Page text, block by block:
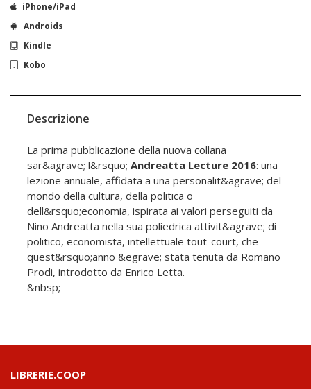
iPhone/iPad
Androids
Kindle
Kobo
Descrizione
La prima pubblicazione della nuova collana
sar&agrave; l&rsquo; Andreatta Lecture 2016: una
lezione annuale, affidata a una personalit&agrave; del
mondo della cultura, della politica o
dell&rsquo;economia, ispirata ai valori perseguiti da
Nino Andreatta nella sua poliedrica attivit&agrave; di
politico, economista, intellettuale tout-court, che
quest&rsquo;anno &egrave; stata tenuta da Romano
Prodi, introdotto da Enrico Letta.
&nbsp;
LIBRERIE.COOP